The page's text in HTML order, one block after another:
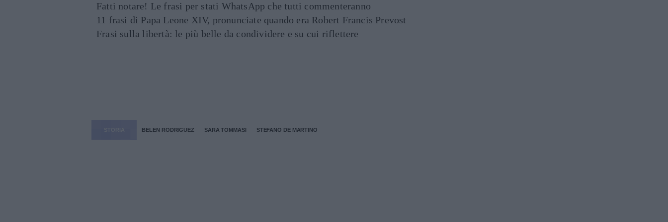
Fatti notare! Le frasi per stati WhatsApp che tutti commenteranno
11 frasi di Papa Leone XIV, pronunciate quando era Robert Francis Prevost
Frasi sulla libertà: le più belle da condividere e su cui riflettere
BELEN RODRIGUEZ SARA TOMMASI STEFANO DE MARTINO